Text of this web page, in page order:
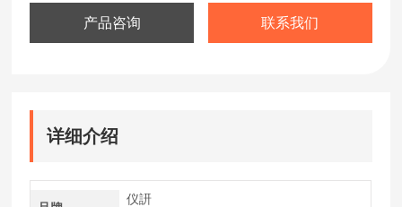
产品咨询 联系我们
详细介绍
仪訮